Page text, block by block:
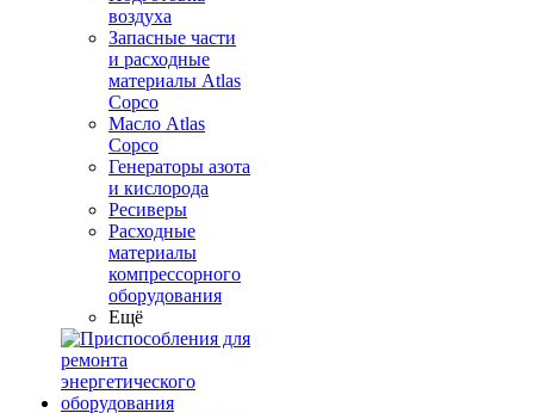
воздуха
Запасные части
и расходные
материалы Atlas
Copco
Масло Atlas
Copco
Генераторы азота
и кислорода
Ресиверы
Расходные
материалы
компрессорного
оборудования
Ещё